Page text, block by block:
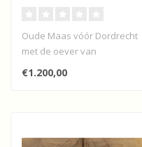
Oude Maas vóór Dordrecht
met de oever van
Zwijndrecht
€1.200,00